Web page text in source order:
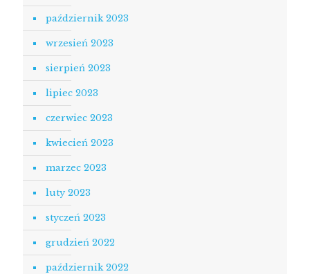
październik 2023
wrzesień 2023
sierpień 2023
lipiec 2023
czerwiec 2023
kwiecień 2023
marzec 2023
luty 2023
styczeń 2023
grudzień 2022
październik 2022